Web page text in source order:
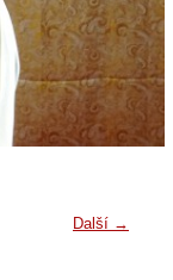
Další →